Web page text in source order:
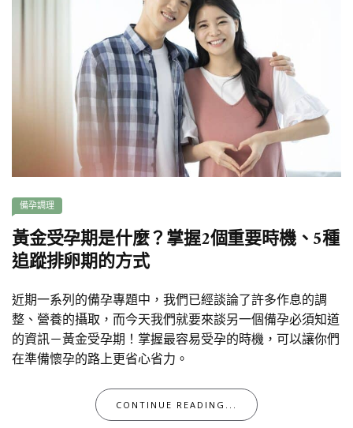
備孕調理
黃金受孕期是什麼？掌握2個重要時機、5種
追蹤排卵期的方式
近期一系列的備孕專題中，我們已經談論了許多作息的調
整、營養的攝取，而今天我們就要來談另一個備孕必須知道
的資訊－黃金受孕期！掌握最容易受孕的時機，可以讓你們
在準備懷孕的路上更省心省力。
CONTINUE READING...